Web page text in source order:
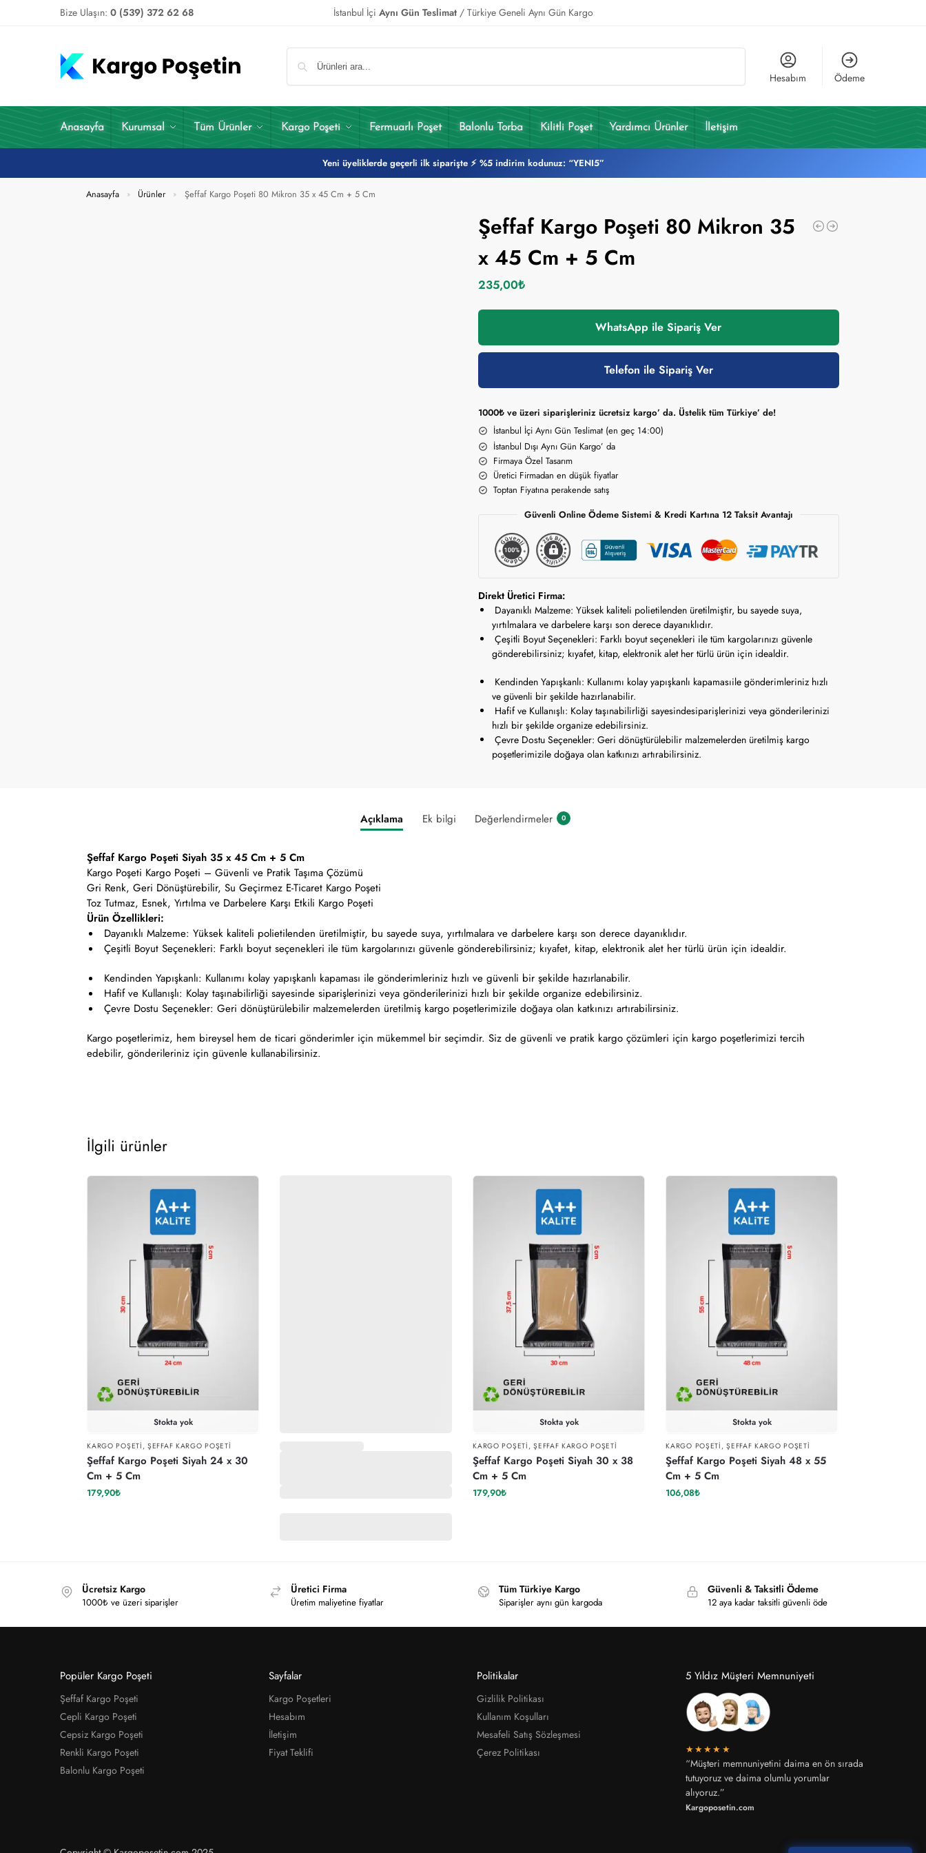
Bize Ulaşın: 0 (539) 372 62 68 İstanbul İçi Aynı Gün Teslimat/ Türkiye Geneli Aynı Gün Kargo
Hesabım Ödeme
Anasayfa Kurumsal Tüm Ürünler Kargo Poşeti Fermuarlı Poşet Balonlu Torba Kilitli Poşet Yardımcı Ürünler İletişim
Yeni üyeliklerde geçerli ilk siparişte ⚡ %5 indirim kodunuz: “YENI5”
Anasayfa » Ürünler » Şeffaf Kargo Poşeti 80 Mikron 35 x 45 Cm + 5 Cm
Şeffaf Kargo Poşeti 80 Mikron 35
x 45 Cm + 5 Cm
235,00₺
WhatsApp ile Sipariş Ver
Telefon ile Sipariş Ver
1000₺ ve üzeri siparişleriniz ücretsiz kargo’ da. Üstelik tüm Türkiye’ de!
İstanbul İçi Aynı Gün Teslimat (en geç 14:00)
İstanbul Dışı Aynı Gün Kargo’ da
Firmaya Özel Tasarım
Üretici Firmadan en düşük fiyatlar
Toptan Fiyatına perakende satış
Güvenli Online Ödeme Sistemi & Kredi Kartına 12 Taksit Avantajı
Direkt Üretici Firma:
Dayanıklı Malzeme: Yüksek kaliteli polietilenden üretilmiştir, bu sayede suya,
yırtılmalara ve darbelere karşı son derece dayanıklıdır.
Çeşitli Boyut Seçenekleri: Farklı boyut seçenekleri ile tüm kargolarınızı güvenle
gönderebilirsiniz; kıyafet, kitap, elektronik alet her türlü ürün için idealdir.
Kendinden Yapışkanlı: Kullanımı kolay yapışkanlı kapamasıile gönderimleriniz hızlı
ve güvenli bir şekilde hazırlanabilir.
Hafif ve Kullanışlı: Kolay taşınabilirliği sayesindesiparişlerinizi veya gönderilerinizi
hızlı bir şekilde organize edebilirsiniz.
Çevre Dostu Seçenekler: Geri dönüştürülebilir malzemelerden üretilmiş kargo
poşetlerimizile doğaya olan katkınızı artırabilirsiniz.
Açıklama Ek bilgi Değerlendirmeler 0
Şeffaf Kargo Poşeti Siyah 35 x 45 Cm + 5 Cm
Kargo Poşeti Kargo Poşeti – Güvenli ve Pratik Taşıma Çözümü
Gri Renk, Geri Dönüştürebilir, Su Geçirmez E-Ticaret Kargo Poşeti
Toz Tutmaz, Esnek, Yırtılma ve Darbelere Karşı Etkili Kargo Poşeti
Ürün Özellikleri:
Dayanıklı Malzeme: Yüksek kaliteli polietilenden üretilmiştir, bu sayede suya, yırtılmalara ve darbelere karşı son derece dayanıklıdır.
Çeşitli Boyut Seçenekleri: Farklı boyut seçenekleri ile tüm kargolarınızı güvenle gönderebilirsiniz; kıyafet, kitap, elektronik alet her türlü ürün için idealdir.
Kendinden Yapışkanlı: Kullanımı kolay yapışkanlı kapaması ile gönderimleriniz hızlı ve güvenli bir şekilde hazırlanabilir.
Hafif ve Kullanışlı: Kolay taşınabilirliği sayesinde siparişlerinizi veya gönderilerinizi hızlı bir şekilde organize edebilirsiniz.
Çevre Dostu Seçenekler: Geri dönüştürülebilir malzemelerden üretilmiş kargo poşetlerimizile doğaya olan katkınızı artırabilirsiniz.
Kargo poşetlerimiz, hem bireysel hem de ticari gönderimler için mükemmel bir seçimdir. Siz de güvenli ve pratik kargo çözümleri için kargo poşetlerimizi tercih
edebilir, gönderileriniz için güvenle kullanabilirsiniz.
İlgili ürünler
Stokta yok
KARGO POŞETI ,ŞEFFAF KARGO POŞETI
Şeffaf Kargo Poşeti Siyah 24 x 30
Cm + 5 Cm
179,90₺
Stokta yok
KARGO POŞETI ,ŞEFFAF KARGO POŞETI
Şeffaf Kargo Poşeti Siyah 30 x 38
Cm + 5 Cm
179,90₺
Stokta yok
KARGO POŞETI ,ŞEFFAF KARGO POŞETI
Şeffaf Kargo Poşeti Siyah 48 x 55
Cm + 5 Cm
106,08₺
Ücretsiz Kargo
1000₺ ve üzeri siparişler
Üretici Firma
Üretim maliyetine fiyatlar
Tüm Türkiye Kargo
Siparişler aynı gün kargoda
Güvenli & Taksitli Ödeme
12 aya kadar taksitli güvenli öde
Popüler Kargo Poşeti
Şeffaf Kargo Poşeti
Cepli Kargo Poşeti
Cepsiz Kargo Poşeti
Renkli Kargo Poşeti
Balonlu Kargo Poşeti
Sayfalar
Kargo Poşetleri
Hesabım
İletişim
Fiyat Teklifi
Politikalar
Gizlilik Politikası
Kullanım Koşulları
Mesafeli Satış Sözleşmesi
Çerez Politikası
5 Yıldız Müşteri Memnuniyeti
★★★★★
“Müşteri memnuniyetini daima en ön sırada
tutuyoruz ve daima olumlu yorumlar
alıyoruz.”
Kargoposetin.com